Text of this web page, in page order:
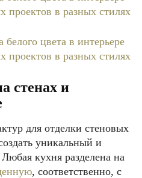
стенах и
для отделки стеновых
уникальный и
кухня разделена на
, соответственно, с